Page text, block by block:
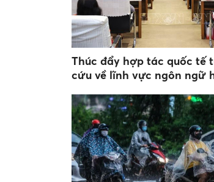
Thúc đẩy hợp tác quốc tế
cứu về lĩnh vực ngôn ngữ